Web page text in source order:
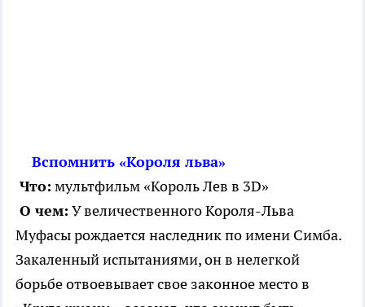
Вспомнить «Короля льва»
Что: мультфильм «Король Лев в 3D»
О чем: У величественного Короля-Льва
Муфасы рождается наследник по имени Симба.
Закаленный испытаниями, он в нелегкой
борьбе отвоевывает свое законное место в